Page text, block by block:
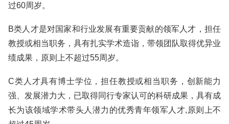
过60周岁。
B类人才是对国家和行业发展有重要贡献的领军人才，担任
教授或相当职务，具有扎实学术造诣，带领团队取得优异业
绩成果，原则上不超过55周岁。
C类人才具有博士学位，担任教授或相当职务，创新能力
强、发展潜力大，已取得同行专家认可的科研成果，具有成
长为该领域学术带头人潜力的优秀青年领军人才,原则上不